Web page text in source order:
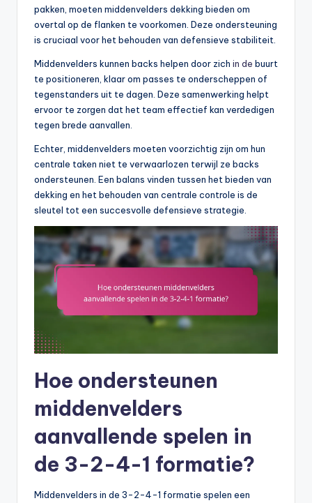
pakken, moeten middenvelders dekking bieden om
overtal op de flanken te voorkomen. Deze ondersteuning
is cruciaal voor het behouden van defensieve stabiliteit.
Middenvelders kunnen backs helpen door zich in de buurt
te positioneren, klaar om passes te onderscheppen of
tegenstanders uit te dagen. Deze samenwerking helpt
ervoor te zorgen dat het team effectief kan verdedigen
tegen brede aanvallen.
Echter, middenvelders moeten voorzichtig zijn om hun
centrale taken niet te verwaarlozen terwijl ze backs
ondersteunen. Een balans vinden tussen het bieden van
dekking en het behouden van centrale controle is de
sleutel tot een succesvolle defensieve strategie.
Hoe ondersteunen
middenvelders
aanvallende spelen in
de 3-2-4-1 formatie?
Middenvelders in de 3-2-4-1 formatie spelen een